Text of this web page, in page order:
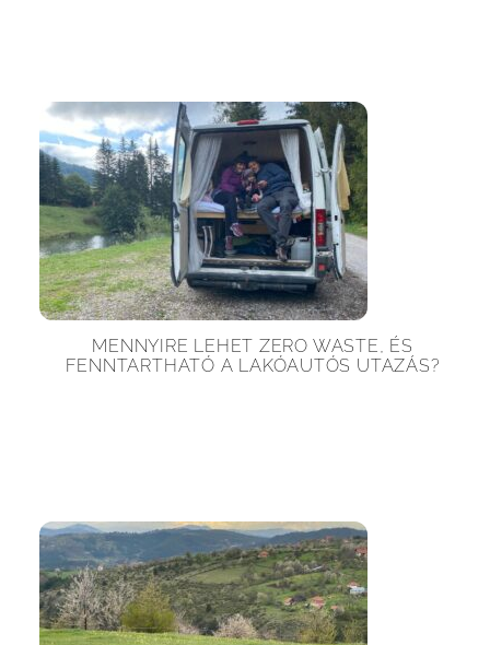
MENNYIRE LEHET ZERO WASTE, ÉS
FENNTARTHATÓ A LAKÓAUTÓS UTAZÁS?